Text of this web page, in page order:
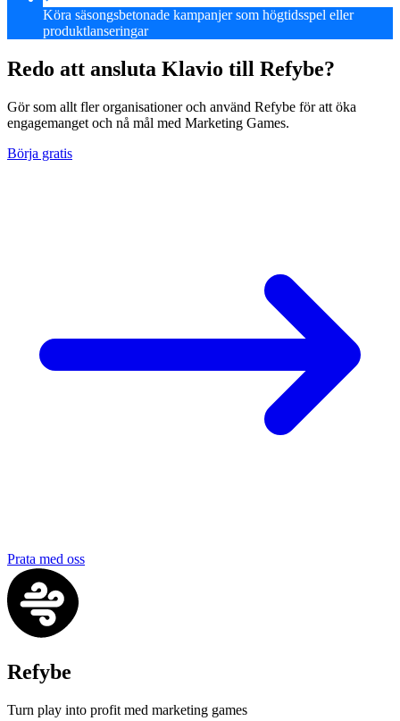
Köra säsongsbetonade kampanjer som högtidsspel eller
produktlanseringar
Redo att ansluta Klavio till Refybe?
Gör som allt fler organisationer och använd Refybe för att öka
engagemanget och nå mål med Marketing Games.
Börja gratis
Prata med oss
Refybe
Turn play into profit med marketing games